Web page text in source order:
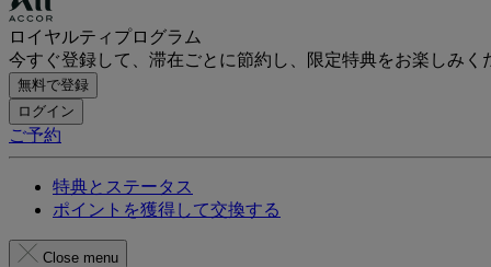
ロイヤルティプログラム
今すぐ登録して、滞在ごとに節約し、限定特典をお楽しみく
無料で登録
ログイン
ご予約
特典とステータス
ポイントを獲得して交換する
Close menu